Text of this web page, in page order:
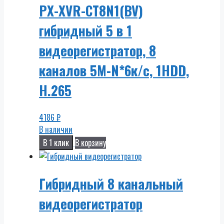
PX-XVR-CT8N1(BV)
гибридный 5 в 1
видеорегистратор, 8
каналов 5M-N*6к/с, 1HDD,
H.265
4186 ₽
В наличии
В 1 клик В корзину
Гибридный 8 канальный
видеорегистратор